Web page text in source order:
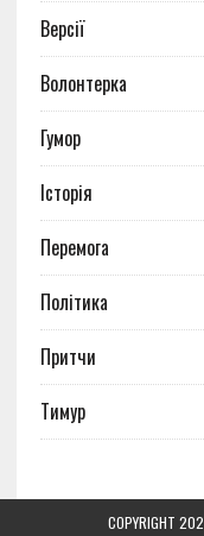
Версії
Волонтерка
Гумор
Історія
Перемога
Політика
Притчи
Тимур
COPYRIGHT